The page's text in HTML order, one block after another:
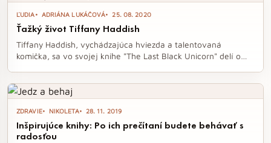
fanúšikom emotívnych príbehov, táto trilógia vás určite
osloví.
ĽUDIA ADRIÁNA LUKÁČOVÁ 25. 08. 2020
Ťažký život Tiffany Haddish
Tiffany Haddish, vychádzajúca hviezda a talentovaná
komička, sa vo svojej knihe "The Last Black Unicorn" delí o
čitateľov, aby sa nevzdávali ani v tých najtemnejších
chvíľach. Kniha ponúka nielen osobný pohľad na jej život, ale
aj cenné lekcie o prekonávaní ťažkostí a hľadaní krásy aj v
náročných situáciách.
ZDRAVIE NIKOLETA 28. 11. 2019
Inšpirujúce knihy: Po ich prečítaní budete behávať s
radosťou